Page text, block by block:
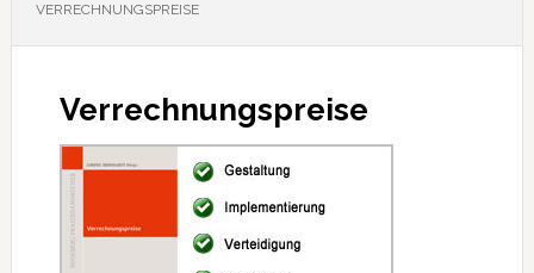
VERRECHNUNGSPREISE
Verrechnungspreise